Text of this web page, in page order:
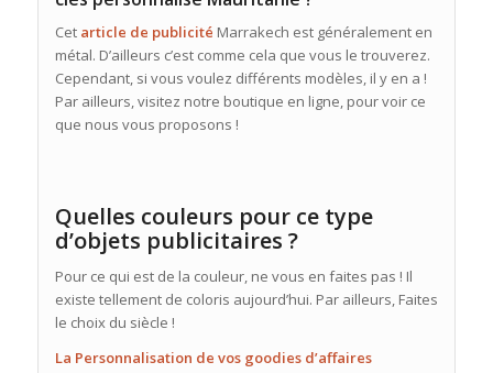
Cet article de publicité Marrakech est généralement en
métal. D’ailleurs c’est comme cela que vous le trouverez.
Cependant, si vous voulez différents modèles, il y en a !
Par ailleurs, visitez notre boutique en ligne, pour voir ce
que nous vous proposons !
Quelles couleurs pour ce type
d’objets publicitaires ?
Pour ce qui est de la couleur, ne vous en faites pas ! Il
existe tellement de coloris aujourd’hui. Par ailleurs, Faites
le choix du siècle !
La Personnalisation de vos goodies d’affaires